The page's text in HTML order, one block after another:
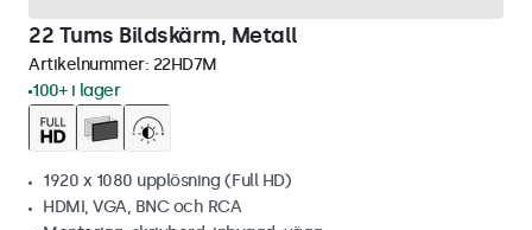
22 Tums Bildskärm, Metall
Artikelnummer: 22HD7M
100+ i lager
1920 x 1080 upplösning (Full HD)
HDMI, VGA, BNC och RCA